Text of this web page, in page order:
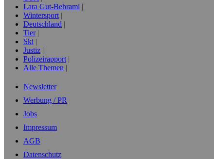
Lara Gut-Behrami
Wintersport
Deutschland
Tier
Ski
Justiz
Polizeirapport
Alle Themen
Newsletter
Werbung / PR
Jobs
Impressum
AGB
Datenschutz